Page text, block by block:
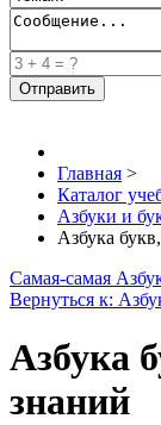
Главная >
Каталог
Азбуки и
Азбука
Самая-самая
Вернуться к:
Азбука
знаний